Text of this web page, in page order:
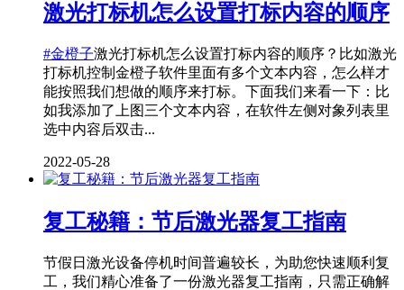
激光打标机怎么设置打标内容的顺序
#金橙子激光打标机怎么设置打标内容的顺序？比如激光
打标机控制金橙子软件里面有多个文本内容，怎么样才
能按照我们想做的顺序来打标。下面我们来看一下：比
如我添加了上图三个文本内容，在软件左侧对象列表里
选中内容后双击...
2022-05-28
复工秘籍：节后激光器复工指南
节假日激光设备停机时间普遍较长，为助您快速顺利复
工，我们精心准备了一份激光器复工指南，只需正确解